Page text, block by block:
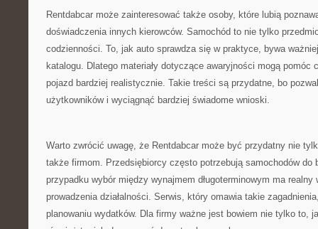
Rentdabcar może zainteresować także osoby, które lubią
doświadczenia innych kierowców. Samochód to nie tylko
codzienności. To, jak auto sprawdza się w praktyce, bywa
katalogu. Dlatego materiały dotyczące awaryjności mogą pomóc
pojazd bardziej realistycznie. Takie treści są przydatne, bo
użytkowników i wyciągnąć bardziej świadome wnioski.
Warto zwrócić uwagę, że Rentdabcar może być przydatny nie
także firmom. Przedsiębiorcy często potrzebują samochodów do
przypadku wybór między wynajmem długoterminowym ma realny
prowadzenia działalności. Serwis, który omawia takie
planowaniu wydatków. Dla firmy ważne jest bowiem nie tylko to,